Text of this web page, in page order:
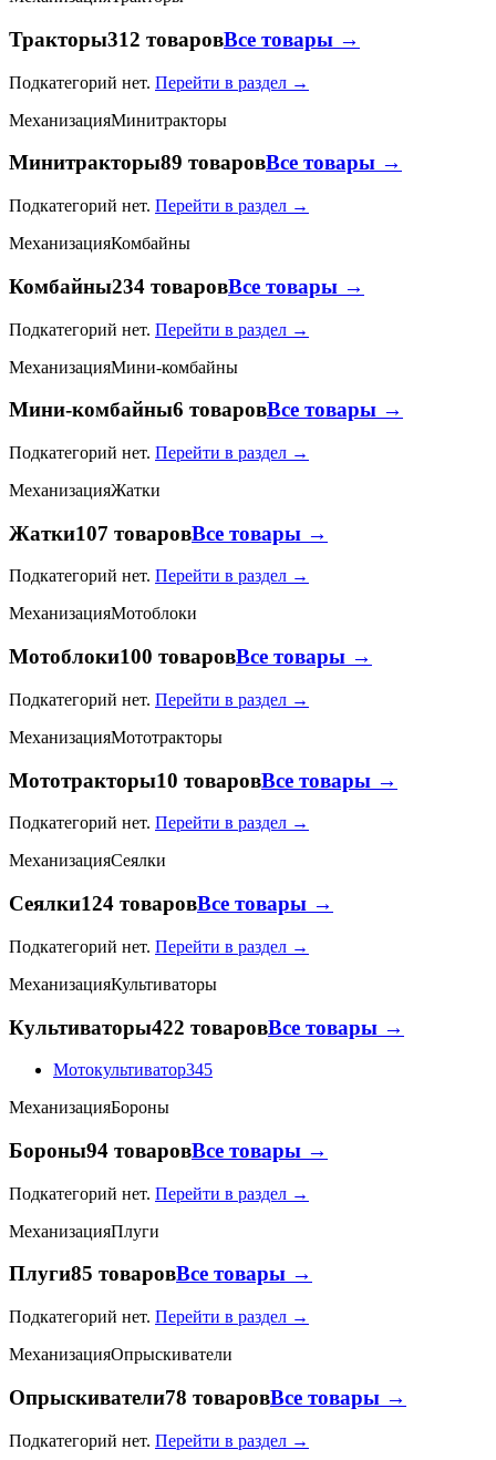
Тракторы312 товаровВсе товары →
Подкатегорий нет. Перейти в раздел →
МеханизацияМинитракторы
Минитракторы89 товаровВсе товары →
Подкатегорий нет. Перейти в раздел →
МеханизацияКомбайны
Комбайны234 товаровВсе товары →
Подкатегорий нет. Перейти в раздел →
МеханизацияМини-комбайны
Мини-комбайны6 товаровВсе товары →
Подкатегорий нет. Перейти в раздел →
МеханизацияЖатки
Жатки107 товаровВсе товары →
Подкатегорий нет. Перейти в раздел →
МеханизацияМотоблоки
Мотоблоки100 товаровВсе товары →
Подкатегорий нет. Перейти в раздел →
МеханизацияМототракторы
Мототракторы10 товаровВсе товары →
Подкатегорий нет. Перейти в раздел →
МеханизацияСеялки
Сеялки124 товаровВсе товары →
Подкатегорий нет. Перейти в раздел →
МеханизацияКультиваторы
Культиваторы422 товаровВсе товары →
Мотокультиватор345
МеханизацияБороны
Бороны94 товаровВсе товары →
Подкатегорий нет. Перейти в раздел →
МеханизацияПлуги
Плуги85 товаровВсе товары →
Подкатегорий нет. Перейти в раздел →
МеханизацияОпрыскиватели
Опрыскиватели78 товаровВсе товары →
Подкатегорий нет. Перейти в раздел →